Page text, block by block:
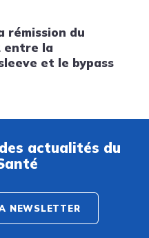
rémission du
entre la
et le bypass
actualités du
NEWSLETTER